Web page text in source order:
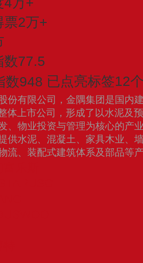
票2万+
数77.5
数948 已点亮标签12
份有限公司，金隅集团是国内
体上市公司，形成了以水泥及
、物业投资与管理为核心的产
供水泥、混凝土、家具木业、
流、装配式建筑体系及部品等